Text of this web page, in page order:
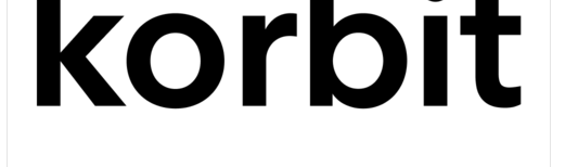
9 코스피 급등에 매
10
LG 엑사원, 中企